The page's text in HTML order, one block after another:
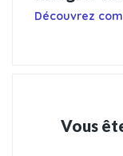
Découvrez
Vous